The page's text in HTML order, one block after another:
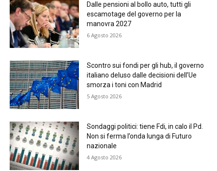
Dalle pensioni al bollo auto, tutti gli
escamotage del governo per la
manovra 2027
6 Agosto 2026
Scontro sui fondi per gli hub, il governo
italiano deluso dalle decisioni dell’Ue
smorza i toni con Madrid
5 Agosto 2026
Sondaggi politici: tiene Fdi, in calo il Pd.
Non si ferma l’onda lunga di Futuro
nazionale
4 Agosto 2026